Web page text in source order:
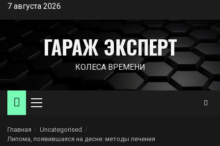
Перейти
содержимому
7 августа 2026
ГАРАЖ ЭКСПЕРТ
КОЛЕСА ВРЕМЕНИ
Основное
Главная
Uncategorised
Липома, появившаяся на десне: методы лечения